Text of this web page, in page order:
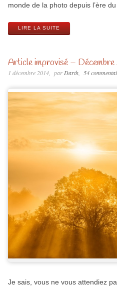
monde de la photo depuis l’ère
LIRE LA SUITE
Article improvisé – Décembre
1 décembre 2014 par Darth 54
Je sais, vous ne vous attendiez